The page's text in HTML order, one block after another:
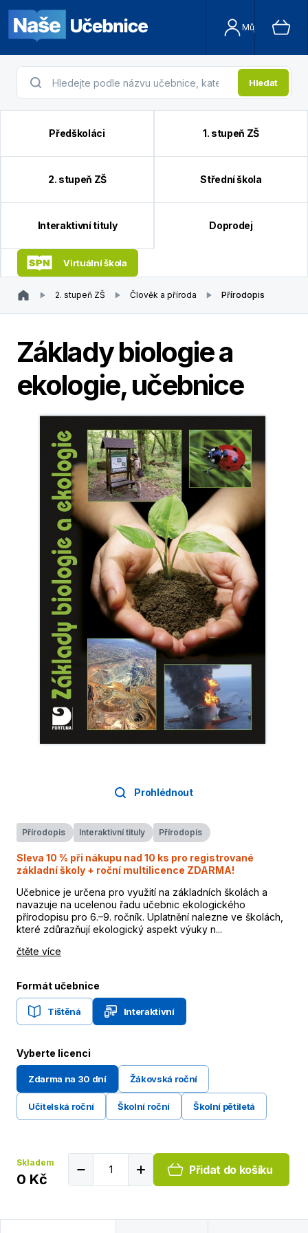
Můj účet
Hledat
Předškoláci 1. stupeň ZŠ
2. stupeň ZŠ Střední škola
Interaktivní tituly Doprodej
Virtuální škola
2. stupeň ZŠ Člověk a příroda Přírodopis
Základy biologie a
ekologie, učebnice
Prohlédnout
Přírodopis Interaktivní tituly Přírodopis
Sleva 10 % při nákupu nad 10 ks pro registrované
základní školy + roční multilicence ZDARMA!
Učebnice je určena pro využití na základních školách a
navazuje na ucelenou řadu učebnic ekologického
přírodopisu pro 6.–9. ročník. Uplatnění nalezne ve školách,
které zdůrazňují ekologický aspekt výuky n...
čtěte více
Formát učebnice
Tištěná Interaktivní
Vyberte licenci
Zdarma na 30 dní Žákovská roční
Učitelská roční Školní roční Školní pětiletá
Skladem
0 Kč
Přidat do košíku